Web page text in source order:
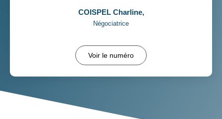
COISPEL Charline,
Négociatrice
Voir le numéro